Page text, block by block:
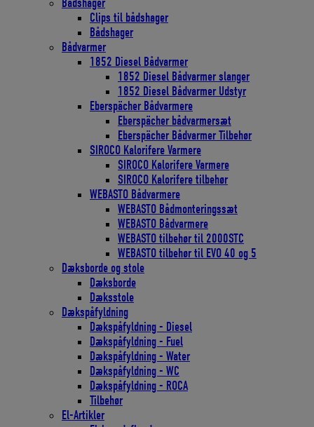
Bådshager
Clips til bådshager
Bådshager
Bådvarmer
1852 Diesel Bådvarmer
1852 Diesel Bådvarmer slanger
1852 Diesel Bådvarmer Udstyr
Eberspächer Bådvarmere
Eberspächer bådvarmersæt
Eberspächer Bådvarmer Tilbehør
SIROCO Kalorifere Varmere
SIROCO Kalorifere Varmere
SIROCO Kalorifere tilbehør
WEBASTO Bådvarmere
WEBASTO Bådmonteringssæt
WEBASTO Bådvarmere
WEBASTO tilbehør til 2000STC
WEBASTO tilbehør til EVO 40 og 5
Dæksborde og stole
Dæksborde
Dæksstole
Dækspåfyldning
Dækspåfyldning - Diesel
Dækspåfyldning - Fuel
Dækspåfyldning - Water
Dækspåfyldning - WC
Dækspåfyldning - ROCA
Tilbehør
El-Artikler